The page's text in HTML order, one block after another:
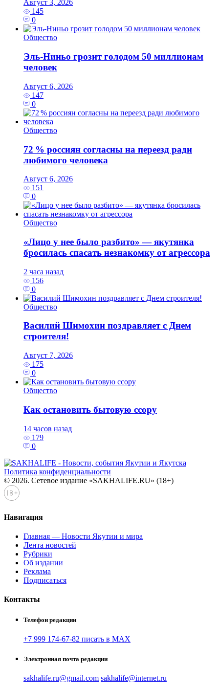
Август 3, 2026
145
0
Общество
Эль‑Ниньо грозит голодом 50 миллионам
человек
Август 6, 2026
147
0
Общество
72 % россиян согласны на переезд ради
любимого человека
Август 6, 2026
151
0
Общество
«Лицо у нее было разбито» — якутянка
бросилась спасать незнакомку от агрессора
2 часа назад
156
0
Общество
Василий Шимохин поздравляет с Днем
строителя!
Август 7, 2026
175
0
Общество
Как остановить бытовую ссору
14 часов назад
179
0
Политика конфиденциальности
© 2026. Сетевое издание «SAKHALIFE.RU» (18+)
Навигация
Главная — Новости Якутии и мира
Лента новостей
Рубрики
Об издании
Реклама
Подписаться
Контакты
Телефон редакции
+7 999 174-67-82 писать в MAX
Электронная почта редакции
sakhalife.ru@gmail.com sakhalife@internet.ru